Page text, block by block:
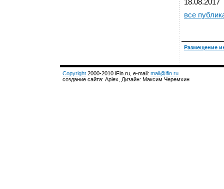
18.08.2017
все
Размещение
Copyright 2000-2010 iFin.ru, e-mail: mail@ifin.ru
создание сайта: Aplex, Дизайн: Максим Черемхин